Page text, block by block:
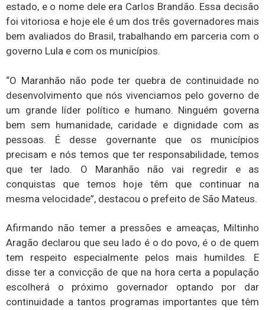
estado, e o nome dele era Carlos Brandão. Essa decisão
foi vitoriosa e hoje ele é um dos três governadores mais
bem avaliados do Brasil, trabalhando em parceria com o
governo Lula e com os municípios.
“O Maranhão não pode ter quebra de continuidade no
desenvolvimento que nós vivenciamos pelo governo de
um grande líder político e humano. Ninguém governa
bem sem humanidade, caridade e dignidade com as
pessoas. É desse governante que os municípios
precisam e nós temos que ter responsabilidade, temos
que ter lado. O Maranhão não vai regredir e as
conquistas que temos hoje têm que continuar na
mesma velocidade”, destacou o prefeito de São Mateus.
Afirmando não temer a pressões e ameaças, Miltinho
Aragão declarou que seu lado é o do povo, é o de quem
tem respeito especialmente pelos mais humildes. E
disse ter a convicção de que na hora certa a população
escolherá o próximo governador optando por dar
continuidade a tantos programas importantes que têm